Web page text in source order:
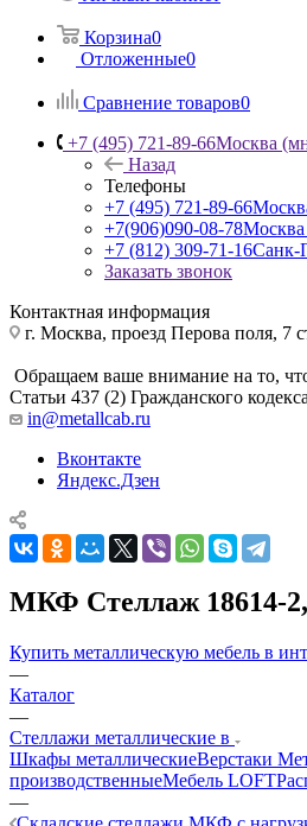
Корзина0
Отложенные0
Сравнение товаров0
+7 (495) 721-89-66Москва
Назад
Телефоны
+7 (495) 721-89-66
+7(906)090-08-78
+7 (812) 309-71-16Санк-
Заказать звонок
Контактная информация
г. Москва, проезд Перова поля, 7
Обращаем ваше внимание на то,
Статьи 437 (2) Гражданского
in@metallcab.ru
Вконтакте
Яндекс.Дзен
МКФ Стеллаж 18614-
Купить металлическую мебель в
—
Каталог
—
Стеллажи металлические в
Шкафы металлическиеВерстаки
производственныеМебель LOFT
—